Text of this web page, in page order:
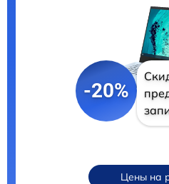
-20%
Цены на